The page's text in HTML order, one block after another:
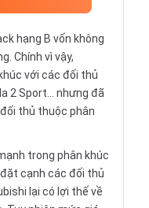
hạng B vốn không
Chính vì vậy,
với các đối thủ
2 Sport... nhưng đã
thủ thuộc phân
trong phân khúc
cạnh các đối thủ
lại có lợi thế về